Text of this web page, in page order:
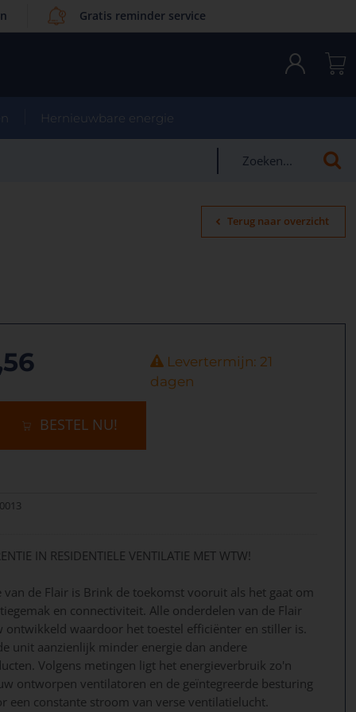
Gratis reminder service
Hernieuwbare energie
Terug naar overzicht
Levertermijn: 21
dagen
BESTEL NU!
IN RESIDENTIELE VENTILATIE MET WTW!
de Flair is Brink de toekomst vooruit als het gaat om
en connectiviteit. Alle onderdelen van de Flair
ontwikkeld waardoor het toestel efficiënter en stiller is.
unit aanzienlijk minder energie dan andere
Volgens metingen ligt het energieverbruik zo'n
ontworpen ventilatoren en de geïntegreerde besturing
een constante stroom van verse ventilatielucht.